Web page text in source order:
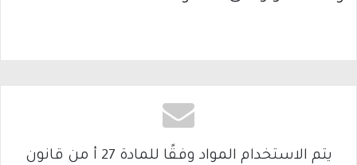
يتم الاستخدام المواد وفقًا للمادة 27 أ من قانون